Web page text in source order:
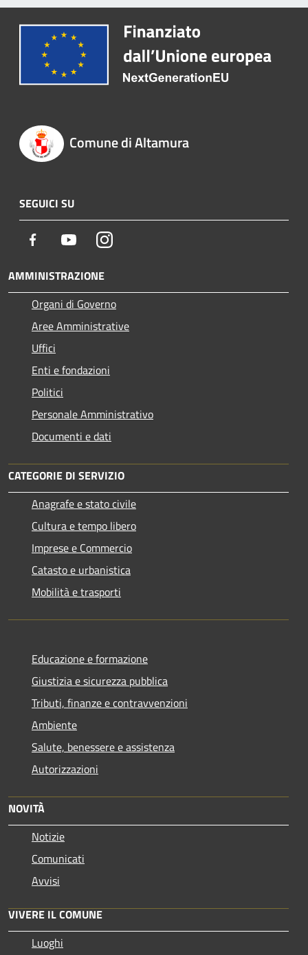
Comune di Altamura
SEGUICI SU
Facebook YoutubeInstagram
AMMINISTRAZIONE
Organi di Governo
Aree Amministrative
Uffici
Enti e fondazioni
Politici
Personale Amministrativo
Documenti e dati
CATEGORIE DI SERVIZIO
Anagrafe e stato civile
Cultura e tempo libero
Imprese e Commercio
Catasto e urbanistica
Mobilità e trasporti
Educazione e formazione
Giustizia e sicurezza pubblica
Tributi, finanze e contravvenzioni
Ambiente
Salute, benessere e assistenza
Autorizzazioni
NOVITÀ
Notizie
Comunicati
Avvisi
VIVERE IL COMUNE
Luoghi